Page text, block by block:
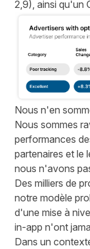
2,9), ainsi qu'un
Nous n'en
Nous sommes
performances
partenaires et le
nous n'avons
Des milliers de
notre modèle
d'une mise à
in-app n'ont
Dans un